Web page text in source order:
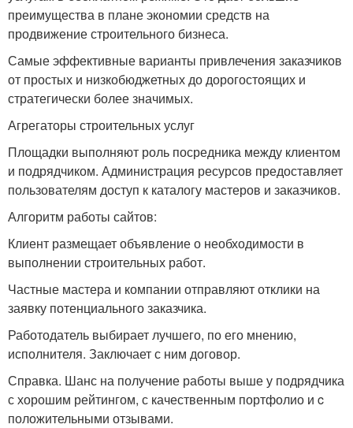
преимущества в плане экономии средств на
продвижение строительного бизнеса.
Самые эффективные варианты привлечения заказчиков
от простых и низкобюджетных до дорогостоящих и
стратегически более значимых.
Агрегаторы строительных услуг
Площадки выполняют роль посредника между клиентом
и подрядчиком. Администрация ресурсов предоставляет
пользователям доступ к каталогу мастеров и заказчиков.
Алгоритм работы сайтов:
Клиент размещает объявление о необходимости в
выполнении строительных работ.
Частные мастера и компании отправляют отклики на
заявку потенциального заказчика.
Работодатель выбирает лучшего, по его мнению,
исполнителя. Заключает с ним договор.
Справка. Шанс на получение работы выше у подрядчика
с хорошим рейтингом, с качественным портфолио и c
положительными отзывами.